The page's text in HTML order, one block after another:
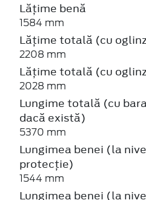
Lățime benă
1584 mm
Lățime totală (cu
2208 mm
Lățime totală (cu
2028 mm
Lungime totală (cu
dacă există)
5370 mm
Lungimea benei (la
protecție)
1544 mm
Lungimea benei (la